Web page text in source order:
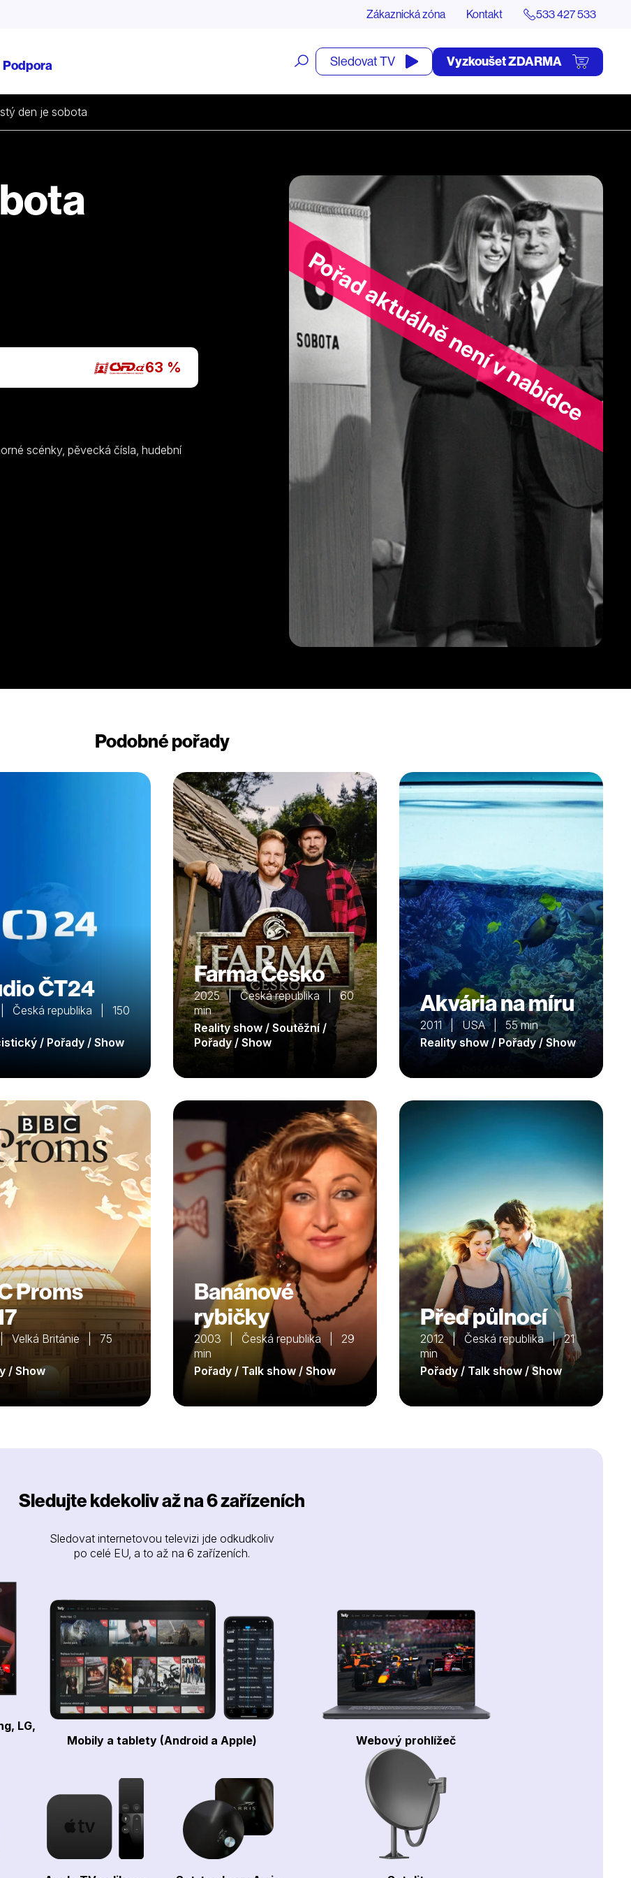
Zákaznická zóna Kontakt 533 427 533
Podpora
Otevřít
vyhledávání
Sledovat TV Vyzkoušet ZDARMA
den je sobota
Pořad aktuálně není v nabídce
63 %
scénky, pěvecká čísla, hudební
Podobné pořady
ČT24
Česká republika | 150
/ Pořady / Show
Farma Česko
2025 | Česká republika | 60
min
Reality show / Soutěžní /
Pořady / Show
Akvária na míru
2011 | USA | 55 min
Reality show / Pořady / Show
Proms
Velká Británie | 75
/ Show
Banánové
rybičky
2003 | Česká republika | 29
min
Pořady / Talk show / Show
Před půlnocí
2012 | Česká republika | 21
min
Pořady / Talk show / Show
Sledujte kdekoliv až na 6 zařízeních
Sledovat internetovou televizi jde odkudkoliv
po celé EU, a to až na 6 zařízeních.
LG,
Mobily a tablety (Android a Apple) Webový prohlížeč